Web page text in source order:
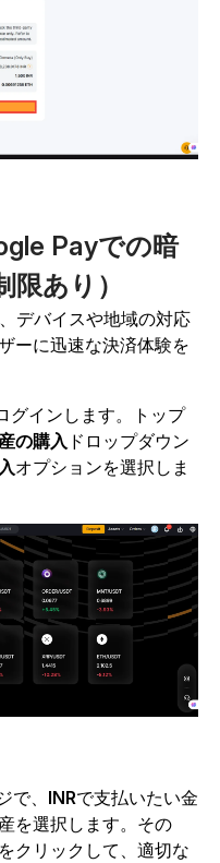
Payでの暗
あり）
デバイスや地域の対応
ーに迅速な決済体験を
グインします。トップ
の購入 ドロップダウン
オプションを選択しま
で、 INRで支払いたい金
を選択します。その
クリックして、適切な